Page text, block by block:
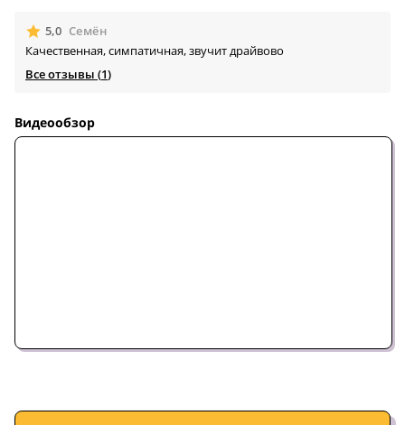
🟊 5,0 Семён
Качественная, симпатичная, звучит драйвово
Все отзывы (1)
Видеообзор